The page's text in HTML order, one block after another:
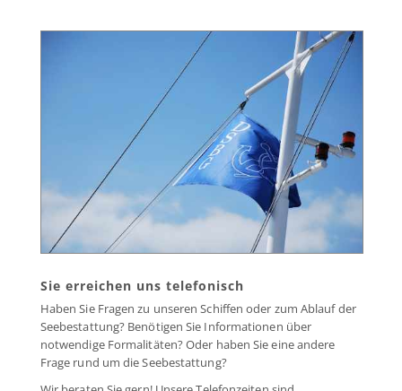
Sie erreichen uns telefonisch
Haben Sie Fragen zu unseren Schiffen oder zum Ablauf der
Seebestattung? Benötigen Sie Informationen über
notwendige Formalitäten? Oder haben Sie eine andere
Frage rund um die Seebestattung?